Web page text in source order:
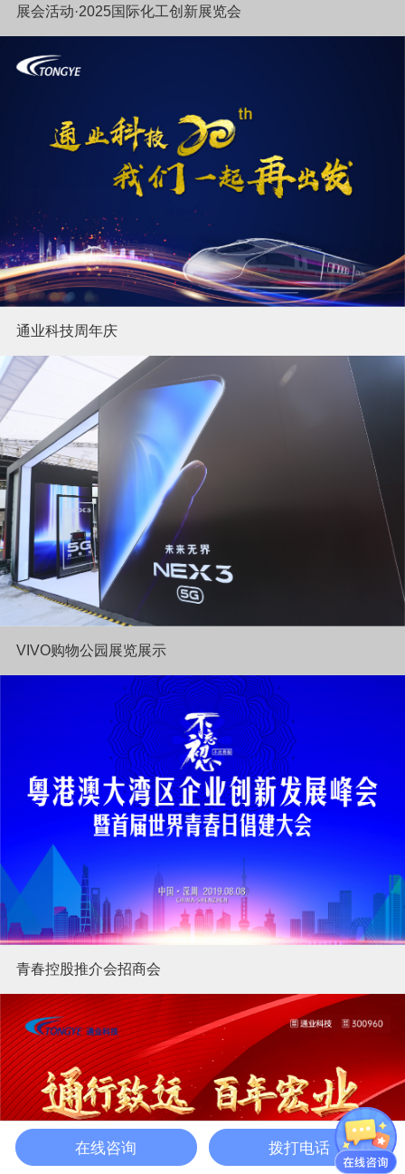
展会活动·2025国际化工创新展览会
通业科技周年庆
VIVO购物公园展览展示
青春控股推介会招商会
在线咨询 拨打电话